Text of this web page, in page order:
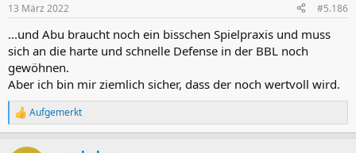
e
:
13 März 2022 #5.186
...und Abu braucht noch ein bisschen Spielpraxis und muss
sich an die harte und schnelle Defense in der BBL noch
gewöhnen.
Aber ich bin mir ziemlich sicher, dass der noch wertvoll wird.
R
e
Aufgemerkt